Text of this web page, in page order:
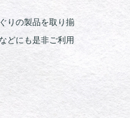
りの製品を取り揃
どにも是非ご利用